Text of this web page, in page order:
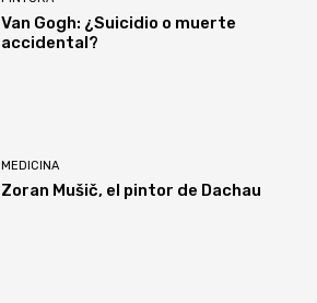
Van Gogh: ¿Suicidio o muerte
accidental?
MEDICINA
Zoran Mušič, el pintor de Dachau